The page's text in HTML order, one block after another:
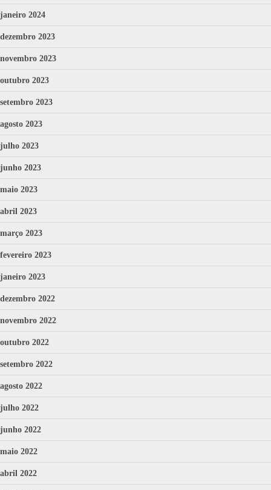
janeiro 2024
dezembro 2023
novembro 2023
outubro 2023
setembro 2023
agosto 2023
julho 2023
junho 2023
maio 2023
abril 2023
março 2023
fevereiro 2023
janeiro 2023
dezembro 2022
novembro 2022
outubro 2022
setembro 2022
agosto 2022
julho 2022
junho 2022
maio 2022
abril 2022